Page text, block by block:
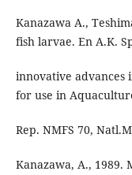
Kanazawa A.,
fish larvae. En A.K.
innovative
for use in
Rep. NMFS 70,
Kanazawa, A.,